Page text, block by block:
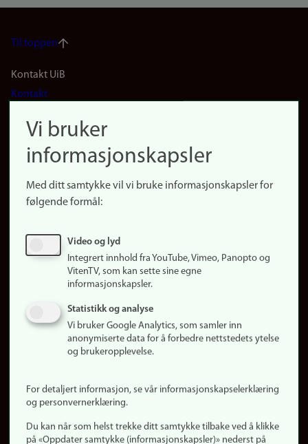
Til toppen
Footer
navigation
(no)
Kontakt UiB
Kontakt
Finn forsker
Presse
Finn studier
Ledige stillinger
Om nettstedet
Informasjonskapsler
Personvern
Vi bruker
informasjonskapsler
Med ditt samtykke vil vi bruke informasjonskapsler for
følgende formål:
Video og lyd
Integrert innhold fra YouTube, Vimeo, Panopto og
VitenTV, som kan sette sine egne
informasjonskapsler.
Statistikk og analyse
Vi bruker Google Analytics, som samler inn
anonymiserte data for å forbedre nettstedets ytelse
og brukeropplevelse.
For detaljert informasjon, se vår informasjonskapselerklæring
og personvernerklæring.
Du kan når som helst trekke ditt samtykke tilbake ved å klikke
på «Oppdater samtykke (informasjonskapsler)» nederst på